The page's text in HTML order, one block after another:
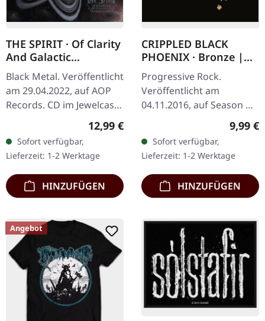
THE SPIRIT · Of Clarity
And Galactic
Structures | CD
Black Metal. Veröffentlicht
am 29.04.2022, auf AOP
Records. CD im Jewelcase
mit 12-seitigem Booklet.
The Spirits 'Of Clarity and
Galactic Structures'…
Regulärer Preis:
12,99 €
Sofort verfügbar,
Lieferzeit: 1-2 Werktage
HINZUFÜGEN
CRIPPLED BLACK
PHOENIX · Bronze |
DIGIPAK CD
Progressive Rock.
Veröffentlicht am
04.11.2016, auf Season Of
Mist. CD im DigiPak.
"Bronze" zeigt Crippled
Black Phoenix auf dem
Höhepunkt ihrer…
9,99 €
Sofort verfügbar,
Lieferzeit: 1-2 Werktage
HINZUFÜGEN
Angebot